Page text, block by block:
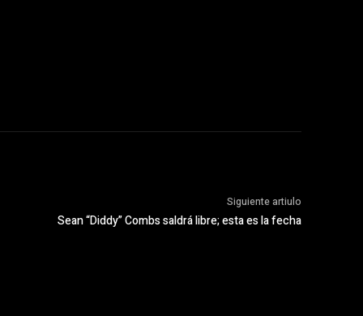
Siguiente artiulo
Sean “Diddy” Combs saldrá libre; esta es la fecha